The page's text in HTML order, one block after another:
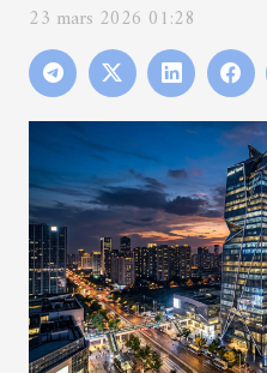
23 mars 2026 01:28